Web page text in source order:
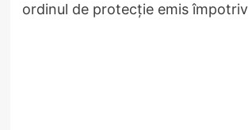
ordinul de protecție emis